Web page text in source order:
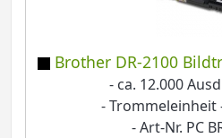
Brother DR-2100
- ca. 12.000
- Trommeleinheit
- Art-Nr. PC